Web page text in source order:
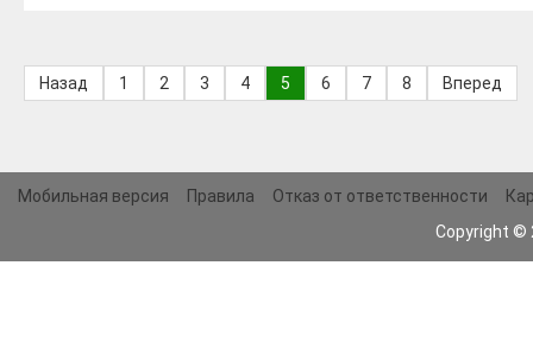
Назад 1 2 3 4 5 6 7 8 Вперед
Мобильная версия Правила Отказ от ответственности
Copyright ©